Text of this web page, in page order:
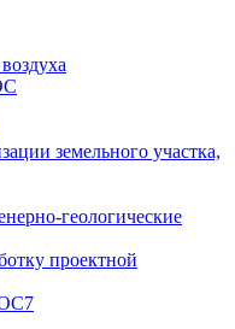
земельного участка,
геологические
проектной